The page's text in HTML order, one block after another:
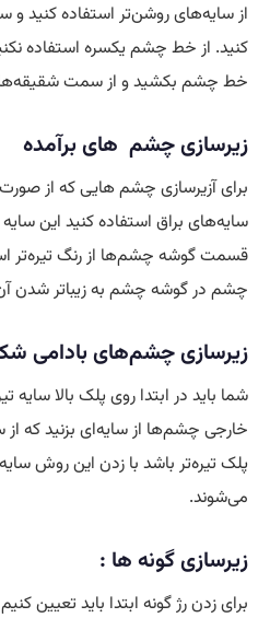
از سایه‌های روشن‌تر استفاده کنید
کنید. از خط چشم یکسره استفاده
خط چشم بکشید و از سمت شقیقه‌ها
زیرسازی چشم های برآمده
برای آزیرسازی چشم هایی که از
سایه‌های براق استفاده کنید این
قسمت گوشه چشم‌ها از رنگ تیره‌تر
چشم در گوشه چشم به زیباتر شدن
زیرسازی چشم‌های بادامی
شما باید در ابتدا روی پلک بالا
خارجی چشم‌ها از سایه‌ای بزنید که از
پلک تیره‌تر باشد با زدن این روش
می‌شوند.
زیرسازی گونه ها :
برای زدن رژ گونه ابتدا باید تعیین